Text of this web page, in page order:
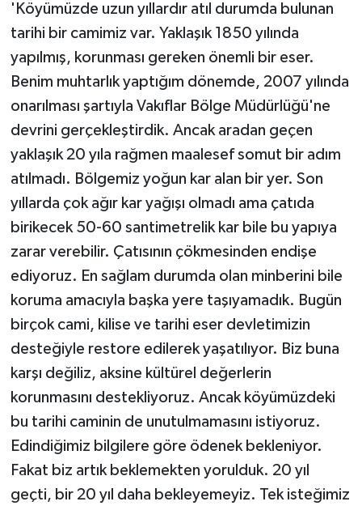
'Köyümüzde uzun yıllardır atıl durumda bulunan
tarihi bir camimiz var. Yaklaşık 1850 yılında
yapılmış, korunması gereken önemli bir eser.
Benim muhtarlık yaptığım dönemde, 2007 yılında
onarılması şartıyla Vakıflar Bölge Müdürlüğü'ne
devrini gerçekleştirdik. Ancak aradan geçen
yaklaşık 20 yıla rağmen maalesef somut bir adım
atılmadı. Bölgemiz yoğun kar alan bir yer. Son
yıllarda çok ağır kar yağışı olmadı ama çatıda
birikecek 50-60 santimetrelik kar bile bu yapıya
zarar verebilir. Çatısının çökmesinden endişe
ediyoruz. En sağlam durumda olan minberini bile
koruma amacıyla başka yere taşıyamadık. Bugün
birçok cami, kilise ve tarihi eser devletimizin
desteğiyle restore edilerek yaşatılıyor. Biz buna
karşı değiliz, aksine kültürel değerlerin
korunmasını destekliyoruz. Ancak köyümüzdeki
bu tarihi caminin de unutulmamasını istiyoruz.
Edindiğimiz bilgilere göre ödenek bekleniyor.
Fakat biz artık beklemekten yorulduk. 20 yıl
geçti, bir 20 yıl daha bekleyemeyiz. Tek isteğimiz